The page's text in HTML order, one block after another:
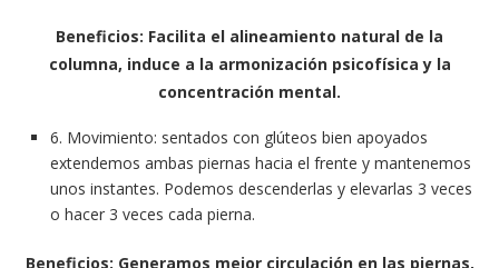
Beneficios: Facilita el alineamiento natural de la
columna, induce a la armonización psicofísica y la
concentración mental.
6. Movimiento: sentados con glúteos bien apoyados
extendemos ambas piernas hacia el frente y mantenemos
unos instantes. Podemos descenderlas y elevarlas 3 veces
o hacer 3 veces cada pierna.
Beneficios: Generamos mejor circulación en las piernas,